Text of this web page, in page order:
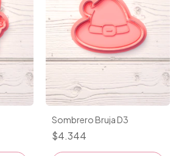
Sombrero Bruja D3
$4.344